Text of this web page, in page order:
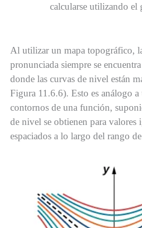
calcularse utilizando el
Al utilizar un mapa topográfico,
pronunciada siempre se
donde las curvas de nivel están
Figura 11.6.6). Esto es análogo a
contornos de una función,
de nivel se obtienen para valores
espaciados a lo largo del rango